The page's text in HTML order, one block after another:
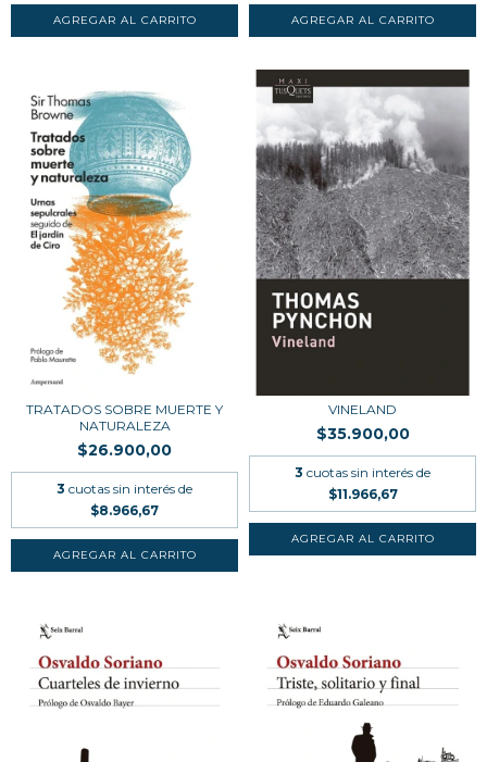
TRATADOS SOBRE MUERTE Y
NATURALEZA
$26.900,00
3 cuotas sin interés de
$8.966,67
VINELAND
$35.900,00
3 cuotas sin interés de
$11.966,67